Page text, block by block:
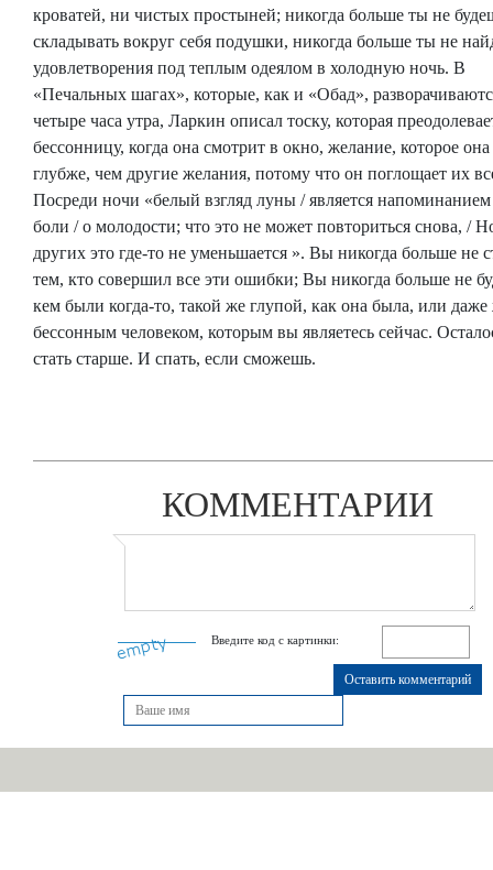
кроватей, ни чистых простыней; никогда больше ты не
складывать вокруг себя подушки, никогда больше ты не
удовлетворения под теплым одеялом в холодную ночь. В
«Печальных шагах», которые, как и «Обад»,
четыре часа утра, Ларкин описал тоску, которая
бессонницу, когда она смотрит в окно, желание, которое
глубже, чем другие желания, потому что он поглощает их
Посреди ночи «белый взгляд луны / является
боли / о молодости; что это не может повториться снова, /
других это где-то не уменьшается ». Вы никогда больше не
тем, кто совершил все эти ошибки; Вы никогда больше не
кем были когда-то, такой же глупой, как она была, или
бессонным человеком, которым вы являетесь сейчас.
стать старше. И спать, если сможешь.
КОММЕНТАРИИ
Введите код с картинки: